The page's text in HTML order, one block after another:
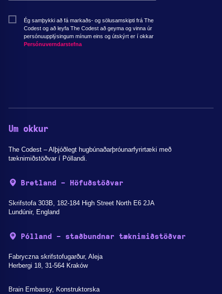
Ég samþykki að fá markaðs- og sölusamskipti frá The
Codest og að leyfa The Codest að geyma og vinna úr
persónuupplýsingum mínum eins og útskýrt er í okkar
Persónuverndarstefna
Um okkur
The Codest – Alþjóðlegt hugbúnaðarþróunarfyrirtæki með
tæknimiðstöðvar í Póllandi.
Bretland - Höfuðstöðvar
Skrifstofa 303B, 182-184 High Street North E6 2JA
Lundúnir, England
Pólland - staðbundnar tæknimiðstöðvar
Fabryczna skrifstofugarður, Aleja
Herbergi 18, 31-564 Kraków
Brain Embassy, Konstruktorska